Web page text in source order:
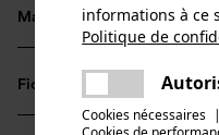
Détails du produit
Type dactivité
Travailler, Fixer
Matériau & entretien
Matériau
Fiches techniques
Fiche de données de
informations à ce
Politique de
Cookies nécessaires |
Une erreur
essayer encore.
partager
partager